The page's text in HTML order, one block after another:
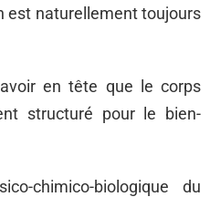
est naturellement toujours
en tête que le corps
structuré pour le bien-
chimico-biologique du